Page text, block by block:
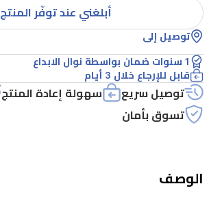
لترات،
مع
الهواء
الساخن
السريع
درجة
أبلغني عند توفّر المنتج
توصيل إلى
1 سنوات ضمان بواسطة نوال الابداع
قابل للإرجاع خلال 3 أيام
توصيل سريع سهولة إعادة المنتج
تسوق بأمان
الوصف